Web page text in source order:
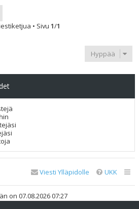
• Sivu 1/1
Hyppää
UKK
Viesti Ylläpidolle
on 07.08.2026 07:27